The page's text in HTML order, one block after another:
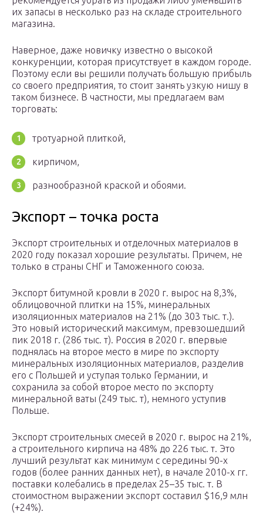
их запасы в несколько раз на складе строительного
магазина.
Наверное, даже новичку известно о высокой
конкуренции, которая присутствует в каждом городе.
Поэтому если вы решили получать большую прибыль
со своего предприятия, то стоит занять узкую нишу в
таком бизнесе. В частности, мы предлагаем вам
торговать:
тротуарной плиткой,
кирпичом,
разнообразной краской и обоями.
Экспорт – точка роста
Экспорт строительных и отделочных материалов в
2020 году показал хорошие результаты. Причем, не
только в страны СНГ и Таможенного союза.
Экспорт битумной кровли в 2020 г. вырос на 8,3%,
облицовочной плитки на 15%, минеральных
изоляционных материалов на 21% (до 303 тыс. т.).
Это новый исторический максимум, превзошедший
пик 2018 г. (286 тыс. т). Россия в 2020 г. впервые
поднялась на второе место в мире по экспорту
минеральных изоляционных материалов, разделив
его с Польшей и уступая только Германии, и
сохранила за собой второе место по экспорту
минеральной ваты (249 тыс. т), немного уступив
Польше.
Экспорт строительных смесей в 2020 г. вырос на 21%,
а строительного кирпича на 48% до 226 тыс. т. Это
лучший результат как минимум с середины 90-х
годов (более ранних данных нет), в начале 2010-х гг.
поставки колебались в пределах 25–35 тыс. т. В
стоимостном выражении экспорт составил $16,9 млн
(+24%).